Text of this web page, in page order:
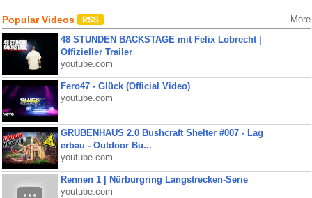
Popular Videos More
48 STUNDEN BACKSTAGE mit Felix Lobrecht |
Offizieller Trailer
youtube.com
Fero47 - Glück (Official Video)
youtube.com
GRUBENHAUS 2.0 Bushcraft Shelter #007 - Lag
erbau - Outdoor Bu...
youtube.com
Rennen 1 | Nürburgring Langstrecken-Serie
youtube.com